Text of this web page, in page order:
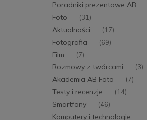
Poradniki prezentowe AB
Foto
(31)
Aktualności (17)
Fotografia (69)
Film (7)
Rozmowy z twórcami (3)
Akademia AB Foto (7)
Testy i recenzje (14)
Smartfony (46)
Komputery i technologie